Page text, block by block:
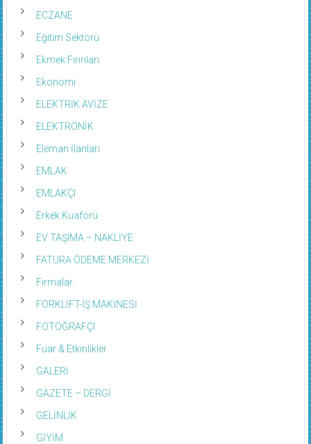
ECZANE
Eğitim Sektörü
Ekmek Fırınları
Ekonomi
ELEKTRİK AVİZE
ELEKTRONİK
Eleman İlanları
EMLAK
EMLAKÇI
Erkek Kuaförü
EV TAŞIMA – NAKLİYE
FATURA ÖDEME MERKEZİ
Firmalar
FORKLİFT-İŞ MAKİNESİ
FOTOĞRAFÇI
Fuar & Etkinlikler
GALERİ
GAZETE – DERGİ
GELİNLİK
GİYİM